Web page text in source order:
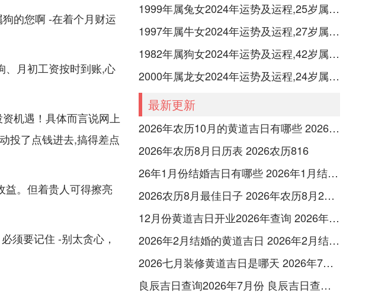
的您啊 -在着个月财运
、月初工资按时到账,心
机遇！具体而言说网上
投了点钱进去,搞得差点
益。但着贵人可得擦亮
须要记住 -别太贪心，
1999年属兔女2024年运势及运程,25岁属兔人2024全年每月运势女性如何
1997年属牛女2024年运势及运程,27岁属牛人2024全年每月运势女性如何
1982年属狗女2024年运势及运程,42岁属狗人2024全年每月运势女性如何
2000年属龙女2024年运势及运程,24岁属龙人2024全年每月运势女性如何
最新更新
2026年农历10月的黄道吉日有哪些 2026年农历10月26黄道吉日
2026年农历8月日历表 2026农历816
26年1月份结婚吉日有哪些 2026年1月结婚最佳日
2026农历8月最佳日子 2026年农历8月26日是多少号
12月份黄道吉日开业2026年查询 2026年12月黄道吉日开业大吉
2026年2月结婚的黄道吉日 2026年2月结婚黄道吉日查询最新
2026七月装修黄道吉日是哪天 2026年7月装修吉日
良辰吉日查询2026年7月份 良辰吉日查询2026年1月份